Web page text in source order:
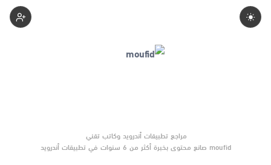
moufid صانع محتوى بخبرة أكثر من 6 سنوات في تطبيقات أندرويد